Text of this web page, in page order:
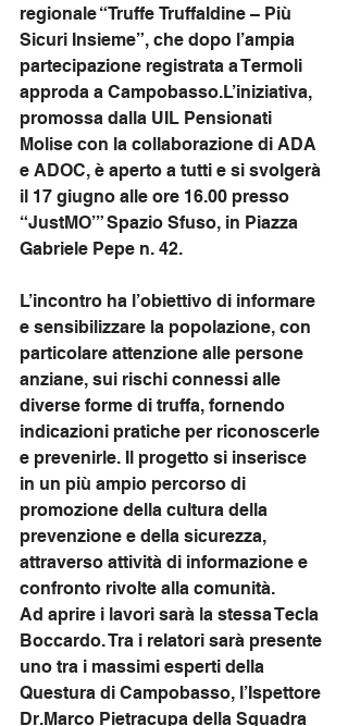
regionale “Truffe Truffaldine – Più
Sicuri Insieme”, che dopo l’ampia
partecipazione registrata a Termoli
approda a Campobasso.L’iniziativa,
promossa dalla UIL Pensionati
Molise con la collaborazione di ADA
e ADOC, è aperto a tutti e si svolgerà
il 17 giugno alle ore 16.00 presso
“JustMO’” Spazio Sfuso, in Piazza
Gabriele Pepe n. 42.
L’incontro ha l’obiettivo di informare
e sensibilizzare la popolazione, con
particolare attenzione alle persone
anziane, sui rischi connessi alle
diverse forme di truffa, fornendo
indicazioni pratiche per riconoscerle
e prevenirle. Il progetto si inserisce
in un più ampio percorso di
promozione della cultura della
prevenzione e della sicurezza,
attraverso attività di informazione e
confronto rivolte alla comunità.
Ad aprire i lavori sarà la stessa Tecla
Boccardo. Tra i relatori sarà presente
uno tra i massimi esperti della
Questura di Campobasso, l’Ispettore
Dr.Marco Pietracupa della Squadra